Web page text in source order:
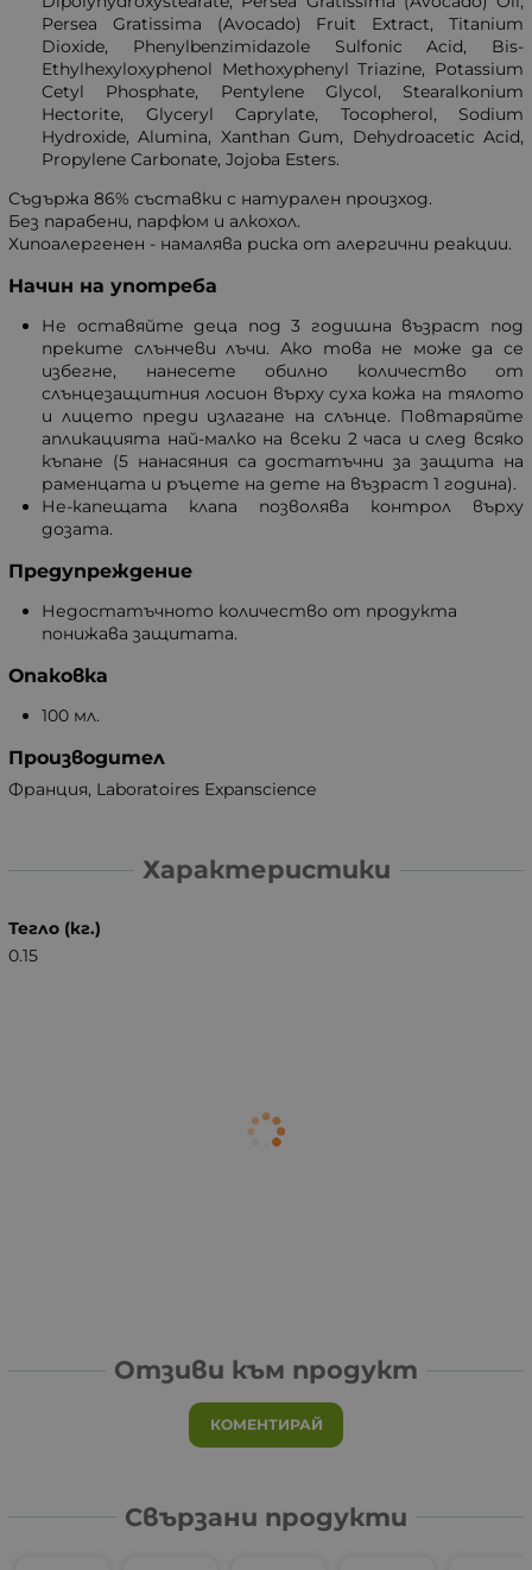
Persea Gratissima (Avocado) Fruit Extract, Titanium
Dioxide, Phenylbenzimidazole Sulfonic Acid, Bis-
Ethylhexyloxyphenol Methoxyphenyl Triazine, Potassium
Cetyl Phosphate, Pentylene Glycol, Stearalkonium
Hectorite, Glyceryl Caprylate, Tocopherol, Sodium
Hydroxide, Alumina, Xanthan Gum, Dehydroacetic Acid,
Propylene Carbonate, Jojoba Esters.
Съдържа 86% съставки с натурален произход.
Без парабени, парфюм и алкохол.
Хипоалергенен - намалява риска от алергични реакции.
Начин на употреба
Не оставяйте деца под 3 годишна възраст под
преките слънчеви лъчи. Ако това не може да се
избегне, нанесете обилно количество от
слънцезащитния лосион върху суха кожа на тялото
и лицето преди излагане на слънце. Повтаряйте
апликацията най-малко на всеки 2 часа и след всяко
къпане (5 нанасяния са достатъчни за защита на
раменцата и ръцете на дете на възраст 1 година).
Не-капещата клапа позволява контрол върху
дозата.
Предупреждение
Недостатъчното количество от продукта
понижава защитата.
Опаковка
100 мл.
Производител
Франция, Laboratoires Expanscience
Характеристики
Тегло (кг.)
0.15
Отзиви към продукт
КОМЕНТИРАЙ
Свързани продукти